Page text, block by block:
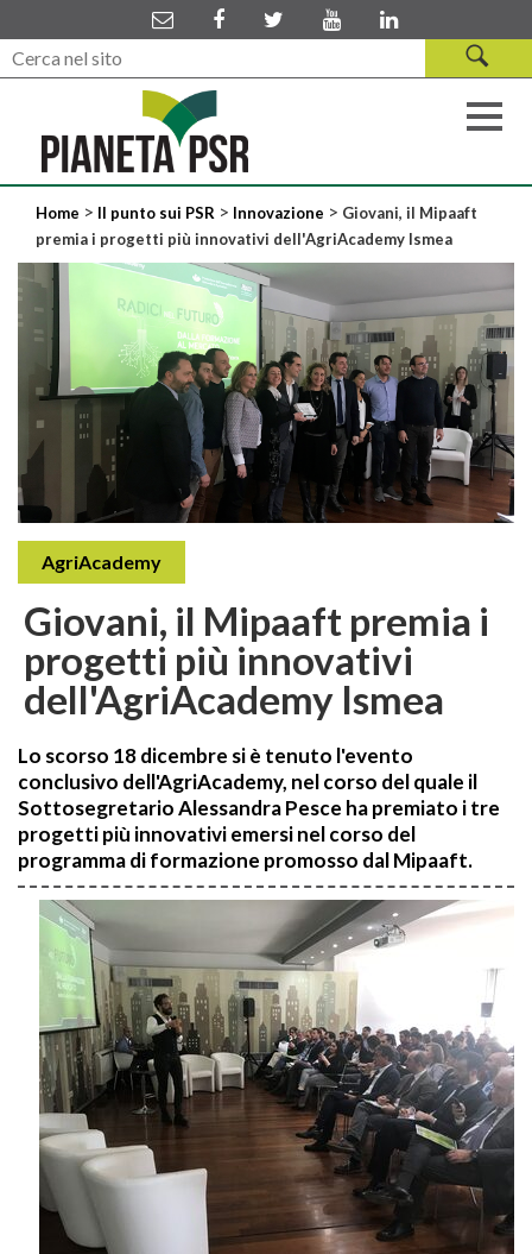
Home > Il punto sui PSR > Innovazione > Giovani, il Mipaaft
premia i progetti più innovativi dell'AgriAcademy Ismea
AgriAcademy
Giovani, il Mipaaft premia i
progetti più innovativi
dell'AgriAcademy Ismea
Lo scorso 18 dicembre si è tenuto l'evento
conclusivo dell'AgriAcademy, nel corso del quale il
Sottosegretario Alessandra Pesce ha premiato i tre
progetti più innovativi emersi nel corso del
programma di formazione promosso dal Mipaaft.